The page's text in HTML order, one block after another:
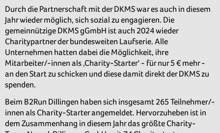
Durch die Partnerschaft mit der DKMS war es auch in diesem
Jahr wieder möglich, sich sozial zu engagieren. Die
gemeinnützige DKMS gGmbH ist auch 2024 wieder
Charitypartner der bundesweiten Laufserie. Alle
Unternehmen hatten dabei die Möglichkeit, ihre
Mitarbeiter/-innen als ‚Charity-Starter' - für nur 5 € mehr -
an den Start zu schicken und diese damit direkt der DKMS zu
spenden.
Beim B2Run Dillingen haben sich insgesamt 265 Teilnehmer/-
innen als Charity-Starter angemeldet. Hervorzuheben ist in
dem Zusammenhang in diesem Jahr das größte Charity-